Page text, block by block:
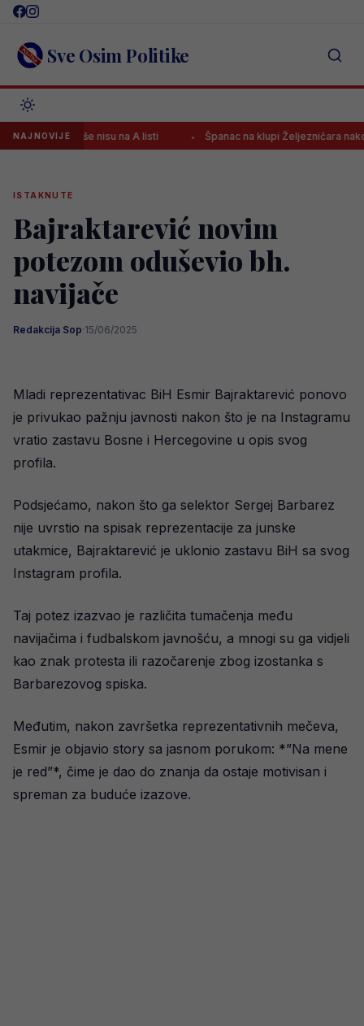
Skip
content Sve Osim Politike
NAJNOVIJE
više nisu na A listi Španac na klupi Željezničara nakon
ISTAKNUTE
Bajraktarević novim
potezom oduševio bh.
navijače
Redakcija Sop·15/06/2025
Mladi reprezentativac BiH Esmir Bajraktarević ponovo
je privukao pažnju javnosti nakon što je na Instagramu
vratio zastavu Bosne i Hercegovine u opis svog
profila.
Podsjećamo, nakon što ga selektor Sergej Barbarez
nije uvrstio na spisak reprezentacije za junske
utakmice, Bajraktarević je uklonio zastavu BiH sa svog
Instagram profila.
Taj potez izazvao je različita tumačenja među
navijačima i fudbalskom javnošću, a mnogi su ga vidjeli
kao znak protesta ili razočarenje zbog izostanka s
Barbarezovog spiska.
Međutim, nakon završetka reprezentativnih mečeva,
Esmir je objavio story sa jasnom porukom: *”Na mene
je red”*, čime je dao do znanja da ostaje motivisan i
spreman za buduće izazove.